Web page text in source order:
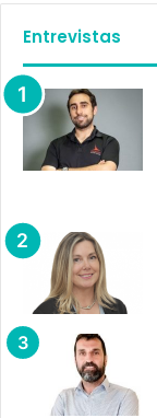
Entrevistas